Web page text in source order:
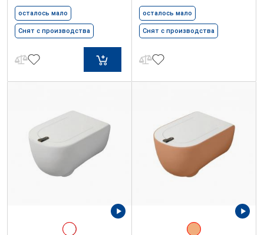
осталось мало
Снят с производства
осталось мало
Снят с производства